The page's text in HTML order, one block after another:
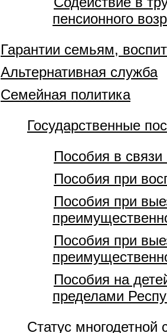
пенсионного
Гарантии семьям,
Альтернативная служба
Семейная политика
Государственные
Пособия в
Пособия при
Пособия при
Пособия при
Пособия на
пределами
Статус многодетной